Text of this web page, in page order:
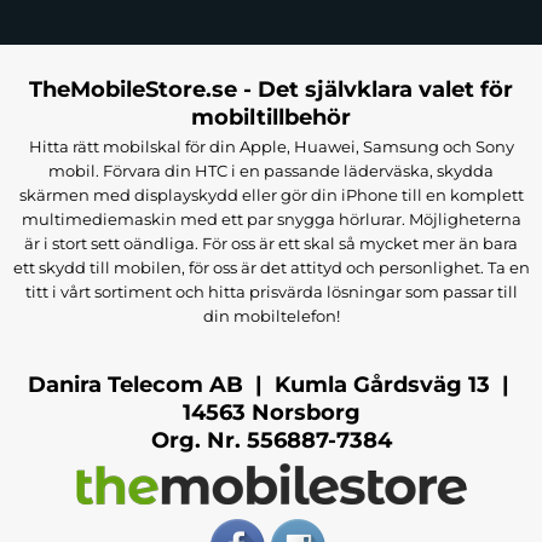
TheMobileStore.se - Det självklara valet för
mobiltillbehör
Hitta rätt mobilskal för din Apple, Huawei, Samsung och Sony
mobil. Förvara din HTC i en passande läderväska, skydda
skärmen med displayskydd eller gör din iPhone till en komplett
multimediemaskin med ett par snygga hörlurar. Möjligheterna
är i stort sett oändliga. För oss är ett skal så mycket mer än bara
ett skydd till mobilen, för oss är det attityd och personlighet. Ta en
titt i vårt sortiment och hitta prisvärda lösningar som passar till
din mobiltelefon!
Danira Telecom AB | Kumla Gårdsväg 13 |
14563 Norsborg
Org. Nr. 556887-7384